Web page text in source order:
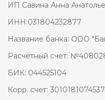
ИП Савина Анна
ИНН:031804232877
Название банка: ООО
Расчётный счет:
БИК: 044525104
Корр. счет: